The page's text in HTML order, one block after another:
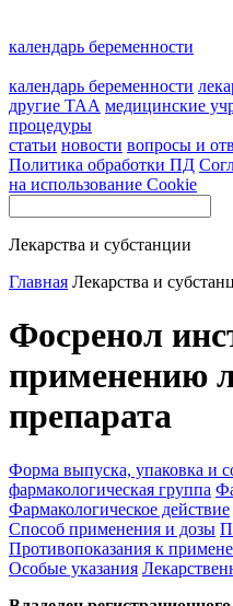
календарь беременности
календарь беременности
другие ТАА медицинские
процедуры
статьи новости вопросы и
Политика обработки ПД
на использование Cookie
Лекарства и субстанции
Главная Лекарства и
Фосренол
применению
препарата
Форма выпуска, упаковка и
фармакологическая группа
Фармакологическое действие
Способ применения и дозы
Противопоказания к
Особые указания